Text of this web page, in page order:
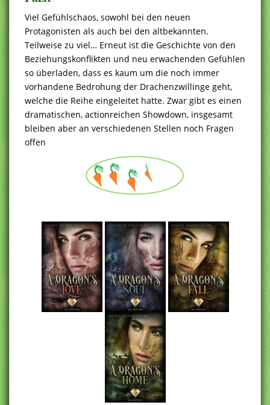
Viel Gefühlschaos, sowohl bei den neuen
Protagonisten als auch bei den altbekannten.
Teilweise zu viel… Erneut ist die Geschichte von den
Beziehungskonflikten und neu erwachenden Gefühlen
so überladen, dass es kaum um die noch immer
vorhandene Bedrohung der Drachenzwillinge geht,
welche die Reihe eingeleitet hatte. Zwar gibt es einen
dramatischen, actionreichen Showdown, insgesamt
bleiben aber an verschiedenen Stellen noch Fragen
offen